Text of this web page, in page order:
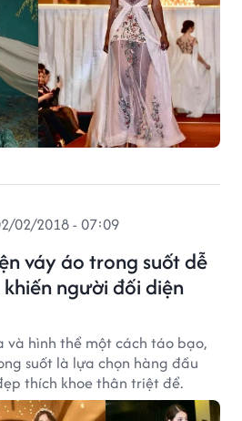
váy áo trong suốt dễ
người đối diện
02/2018 - 07:09
và hình thể một cách táo bạo,
suốt là lựa chọn hàng đầu
thích khoe thân triệt để.